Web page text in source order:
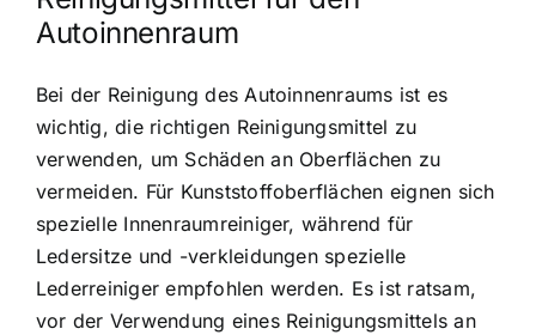
Autoinnenraum
Bei der Reinigung des Autoinnenraums ist es
wichtig, die richtigen Reinigungsmittel zu
verwenden, um Schäden an Oberflächen zu
vermeiden. Für Kunststoffoberflächen eignen sich
spezielle Innenraumreiniger, während für
Ledersitze und -verkleidungen spezielle
Lederreiniger empfohlen werden. Es ist ratsam,
vor der Verwendung eines Reinigungsmittels an